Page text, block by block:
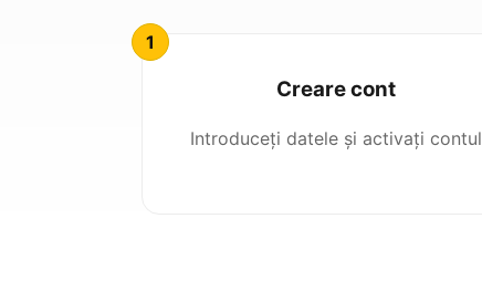
Creare cont
Introduceți datele și activați contul